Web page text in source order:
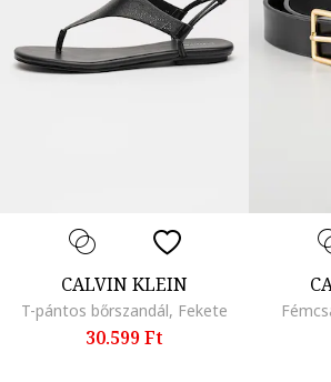
CALVIN KLEIN
T-pántos bőrszandál, Fekete
30.599 Ft